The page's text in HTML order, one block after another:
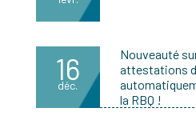
16
déc.
Nouveauté
attestations
la RBQ !